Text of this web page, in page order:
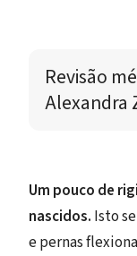
Revisão
Alexandra
Um pouco de
nascidos. Isto
e pernas